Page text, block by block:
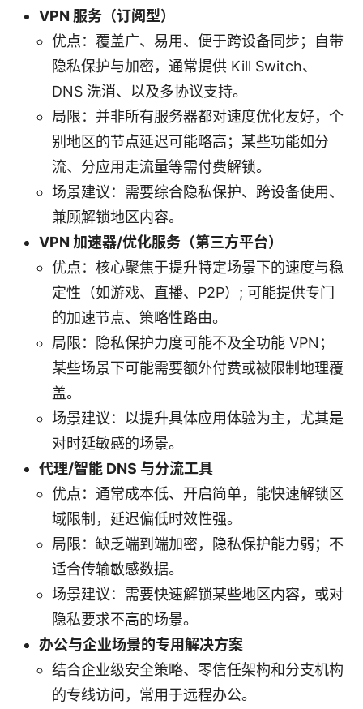
VPN 服务（订阅型）
优点：覆盖广、易用、便于跨设备同步；自带
隐私保护与加密，通常提供 Kill Switch、
DNS 洗消、以及多协议支持。
局限：并非所有服务器都对速度优化友好，个
别地区的节点延迟可能略高；某些功能如分
流、分应用走流量等需付费解锁。
场景建议：需要综合隐私保护、跨设备使用、
兼顾解锁地区内容。
VPN 加速器/优化服务（第三方平台）
优点：核心聚焦于提升特定场景下的速度与稳
定性（如游戏、直播、P2P）; 可能提供专门
的加速节点、策略性路由。
局限：隐私保护力度可能不及全功能 VPN；
某些场景下可能需要额外付费或被限制地理覆
盖。
场景建议：以提升具体应用体验为主，尤其是
对时延敏感的场景。
代理/智能 DNS 与分流工具
优点：通常成本低、开启简单，能快速解锁区
域限制，延迟偏低时效性强。
局限：缺乏端到端加密，隐私保护能力弱；不
适合传输敏感数据。
场景建议：需要快速解锁某些地区内容，或对
隐私要求不高的场景。
办公与企业场景的专用解决方案
结合企业级安全策略、零信任架构和分支机构
的专线访问，常用于远程办公。